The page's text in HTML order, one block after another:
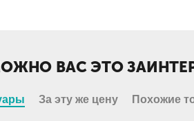
ВАС ЭТО
За эту же цену Похожие